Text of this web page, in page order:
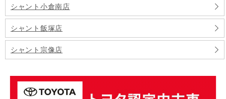
シャント小倉南店
シャント飯塚店
シャント宗像店